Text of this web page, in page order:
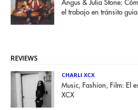
Angus & Julia Stone:
el trabajo en tránsito
REVIEWS
CHARLI XCX
Music, Fashion, Film: El
XCX